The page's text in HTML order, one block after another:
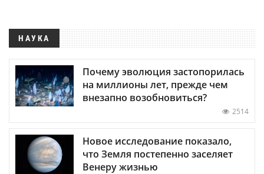
НАУКА
Почему эволюция застопорилась
на миллионы лет, прежде чем
внезапно возобновиться?
2514
Новое исследование показало,
что Земля постепенно заселяет
Венеру жизнью